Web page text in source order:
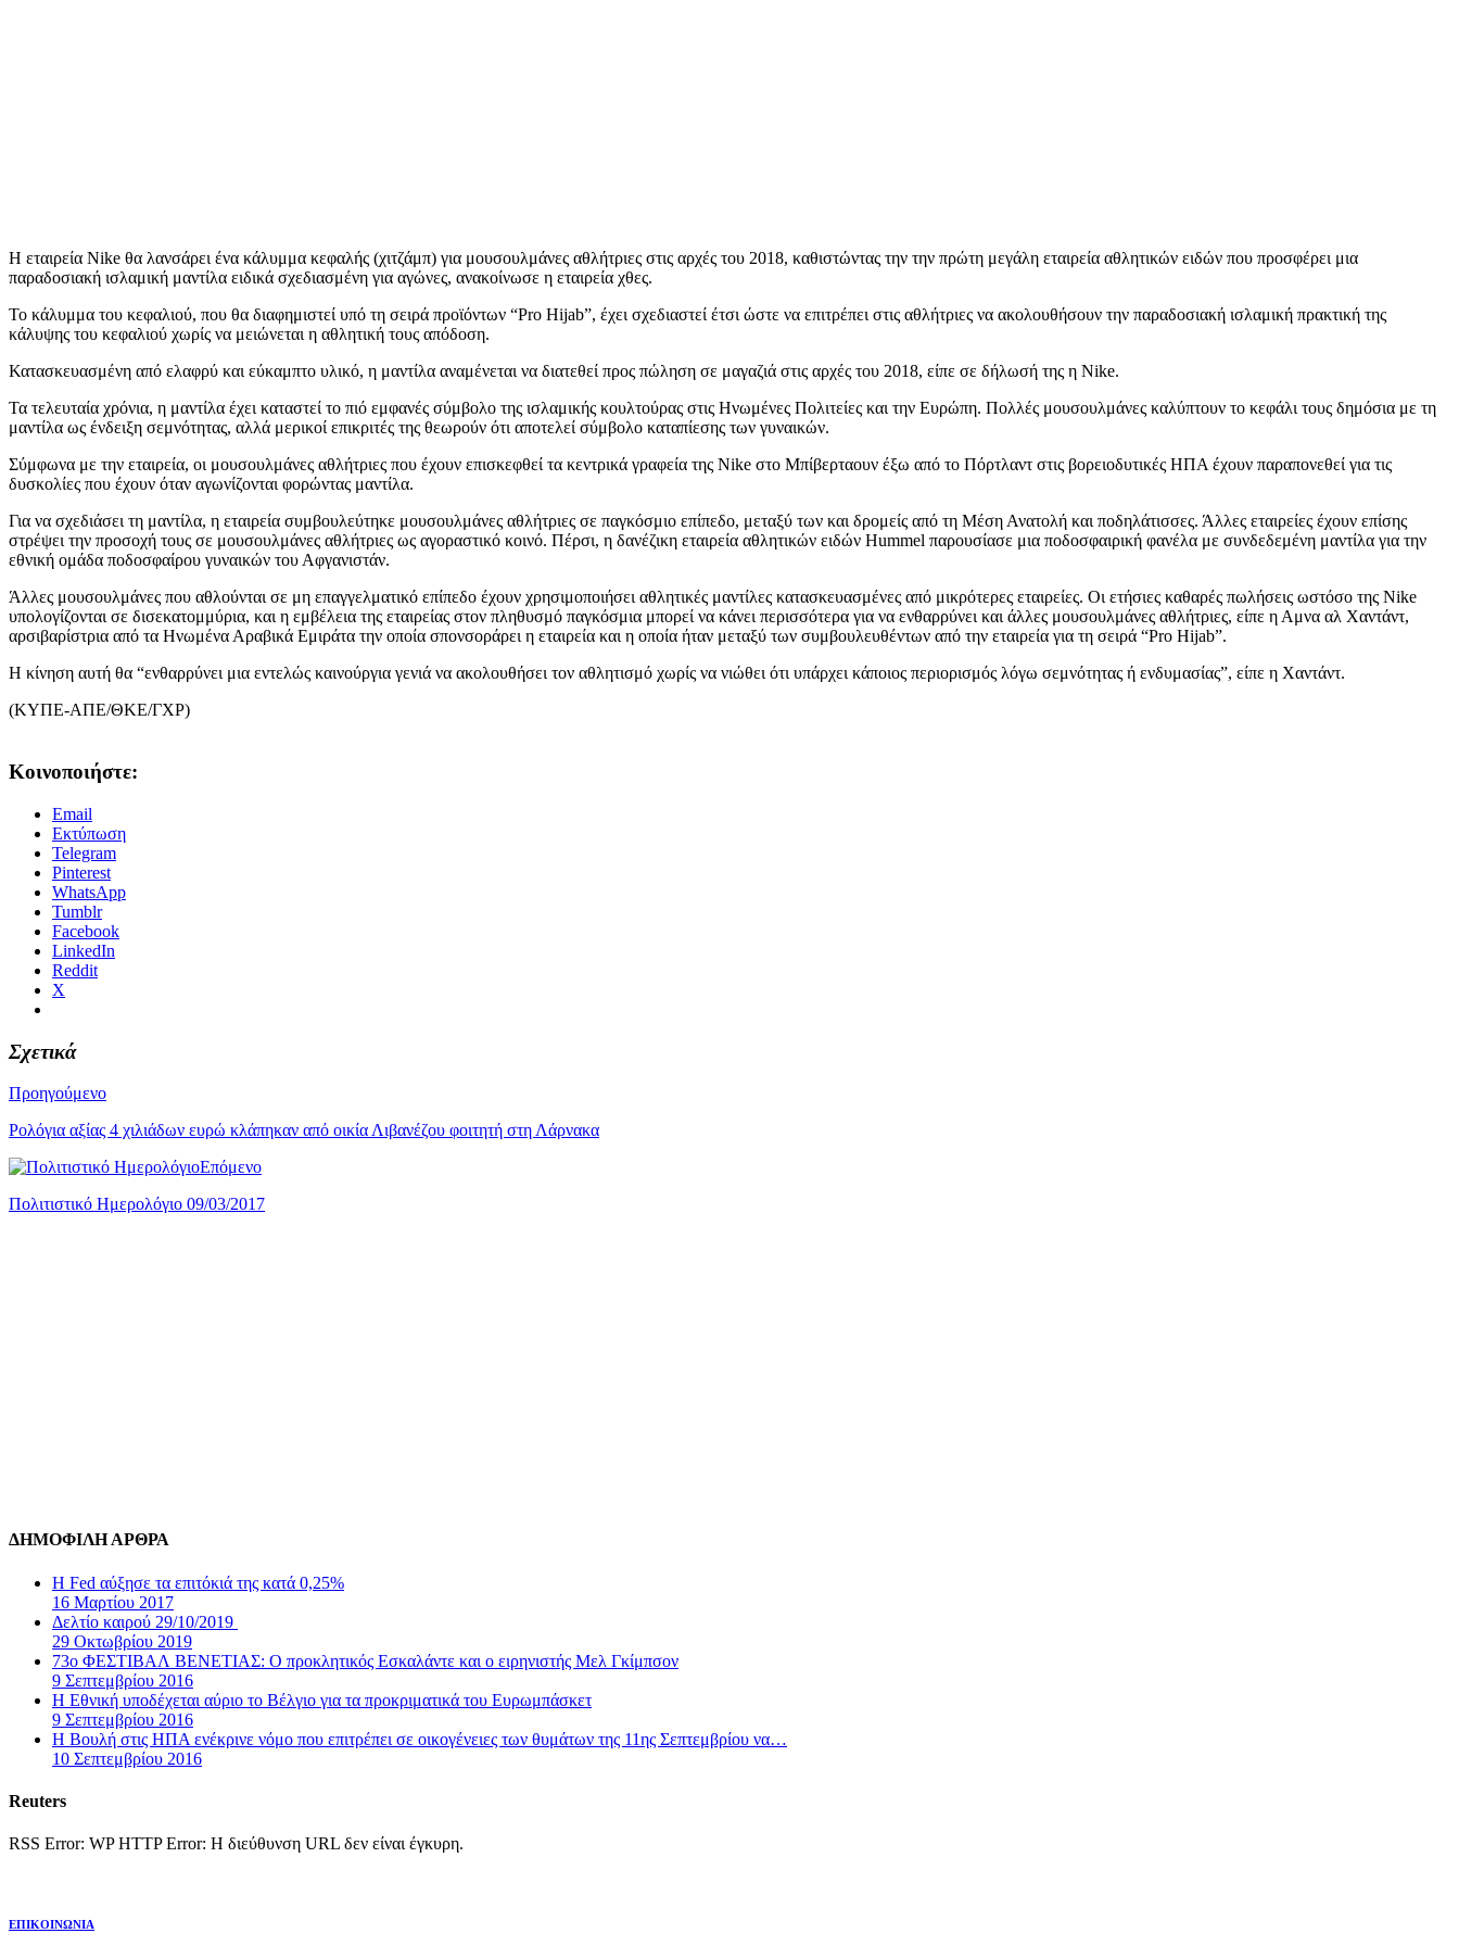
Η εταιρεία Nike θα λανσάρει ένα κάλυμμα κεφαλής (χιτζάμπ) για μουσουλμάνες αθλήτριες στις αρχές του 2018, καθιστώντας την την πρώτη μεγάλη εταιρεία αθλητικών ειδών που προσφέρει μια
παραδοσιακή ισλαμική μαντίλα ειδικά σχεδιασμένη για αγώνες, ανακοίνωσε η εταιρεία χθες.
Το κάλυμμα του κεφαλιού, που θα διαφημιστεί υπό τη σειρά προϊόντων “Pro Hijab”, έχει σχεδιαστεί έτσι ώστε να επιτρέπει στις αθλήτριες να ακολουθήσουν την παραδοσιακή ισλαμική πρακτική της
κάλυψης του κεφαλιού χωρίς να μειώνεται η αθλητική τους απόδοση.
Κατασκευασμένη από ελαφρύ και εύκαμπτο υλικό, η μαντίλα αναμένεται να διατεθεί προς πώληση σε μαγαζιά στις αρχές του 2018, είπε σε δήλωσή της η Nike.
Τα τελευταία χρόνια, η μαντίλα έχει καταστεί το πιό εμφανές σύμβολο της ισλαμικής κουλτούρας στις Ηνωμένες Πολιτείες και την Ευρώπη. Πολλές μουσουλμάνες καλύπτουν το κεφάλι τους δημόσια με τη
μαντίλα ως ένδειξη σεμνότητας, αλλά μερικοί επικριτές της θεωρούν ότι αποτελεί σύμβολο καταπίεσης των γυναικών.
Σύμφωνα με την εταιρεία, οι μουσουλμάνες αθλήτριες που έχουν επισκεφθεί τα κεντρικά γραφεία της Nike στο Μπίβερταουν έξω από το Πόρτλαντ στις βορειοδυτικές ΗΠΑ έχουν παραπονεθεί για τις
δυσκολίες που έχουν όταν αγωνίζονται φορώντας μαντίλα.
Για να σχεδιάσει τη μαντίλα, η εταιρεία συμβουλεύτηκε μουσουλμάνες αθλήτριες σε παγκόσμιο επίπεδο, μεταξύ των και δρομείς από τη Μέση Ανατολή και ποδηλάτισσες. Άλλες εταιρείες έχουν επίσης
στρέψει την προσοχή τους σε μουσουλμάνες αθλήτριες ως αγοραστικό κοινό. Πέρσι, η δανέζικη εταιρεία αθλητικών ειδών Hummel παρουσίασε μια ποδοσφαιρική φανέλα με συνδεδεμένη μαντίλα για την
εθνική ομάδα ποδοσφαίρου γυναικών του Αφγανιστάν.
Άλλες μουσουλμάνες που αθλούνται σε μη επαγγελματικό επίπεδο έχουν χρησιμοποιήσει αθλητικές μαντίλες κατασκευασμένες από μικρότερες εταιρείες. Οι ετήσιες καθαρές πωλήσεις ωστόσο της Nike
υπολογίζονται σε δισεκατομμύρια, και η εμβέλεια της εταιρείας στον πληθυσμό παγκόσμια μπορεί να κάνει περισσότερα για να ενθαρρύνει και άλλες μουσουλμάνες αθλήτριες, είπε η Αμνα αλ Χαντάντ,
αρσιβαρίστρια από τα Ηνωμένα Αραβικά Εμιράτα την οποία σπονσοράρει η εταιρεία και η οποία ήταν μεταξύ των συμβουλευθέντων από την εταιρεία για τη σειρά “Pro Hijab”.
Η κίνηση αυτή θα “ενθαρρύνει μια εντελώς καινούργια γενιά να ακολουθήσει τον αθλητισμό χωρίς να νιώθει ότι υπάρχει κάποιος περιορισμός λόγω σεμνότητας ή ενδυμασίας”, είπε η Χαντάντ.
(ΚΥΠΕ-ΑΠΕ/ΘΚΕ/ΓΧΡ)
Κοινοποιήστε:
Email
Εκτύπωση
Telegram
Pinterest
WhatsApp
Tumblr
Facebook
LinkedIn
Reddit
X
Σχετικά
Προηγούμενο
Ρολόγια αξίας 4 χιλιάδων ευρώ κλάπηκαν από οικία Λιβανέζου φοιτητή στη Λάρνακα
Επόμενο
Πολιτιστικό Ημερολόγιο 09/03/2017
ΔΗΜΟΦΙΛΗ ΑΡΘΡΑ
Η Fed αύξησε τα επιτόκιά της κατά 0,25%
16 Μαρτίου 2017
Δελτίο καιρού 29/10/2019
29 Οκτωβρίου 2019
73ο ΦΕΣΤΙΒΑΛ ΒΕΝΕΤΙΑΣ: Ο προκλητικός Εσκαλάντε και ο ειρηνιστής Μελ Γκίμπσον
9 Σεπτεμβρίου 2016
Η Εθνική υποδέχεται αύριο το Βέλγιο για τα προκριματικά του Ευρωμπάσκετ
9 Σεπτεμβρίου 2016
Η Βουλή στις ΗΠΑ ενέκρινε νόμο που επιτρέπει σε οικογένειες των θυμάτων της 11ης Σεπτεμβρίου να…
10 Σεπτεμβρίου 2016
Reuters
RSS Error: WP HTTP Error: Η διεύθυνση URL δεν είναι έγκυρη.
ΕΠΙΚΟΙΝΩΝΙΑ